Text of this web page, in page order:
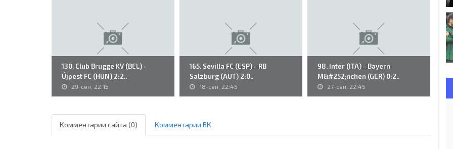
130. Club Brugge KV (BEL) -
Újpest FC (HUN) 2:2..
29-сен, 22:15
165. Sevilla FC (ESP) - RB
Salzburg (AUT) 2:0..
18-сен, 22:45
98. Inter (ITA) - Bayern
M&#252;nchen (GER) 0:2..
27-сен, 22:45
-
Комментарии сайта (0) Комментарии ВК